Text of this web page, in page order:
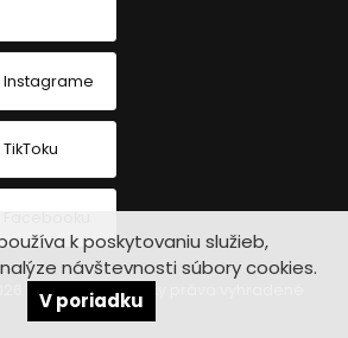
Instagrame
Facebooku
Lakrem.sk - Všetky práva vyhradené
k poskytovaniu služieb,
návštevnosti súbory cookies.
V poriadku